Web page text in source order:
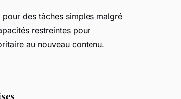
des tâches simples malgré
restreintes pour
au nouveau contenu.